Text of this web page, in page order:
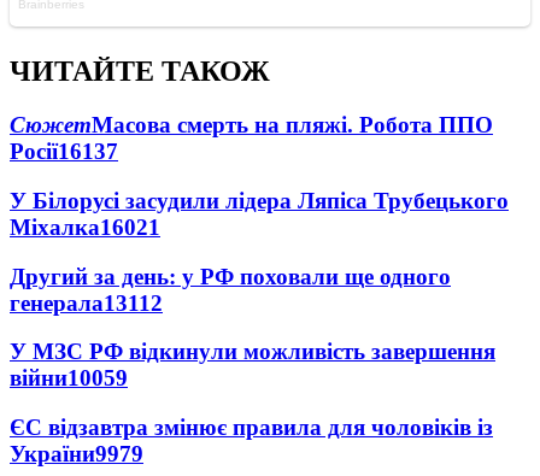
ЧИТАЙТЕ ТАКОЖ
СюжетМасова смерть на пляжі. Робота ППО
Росії16137
У Білорусі засудили лідера Ляпіса Трубецького
Міхалка16021
Другий за день: у РФ поховали ще одного
генерала13112
У МЗС РФ відкинули можливість завершення
війни10059
ЄС відзавтра змінює правила для чоловіків із
України9979